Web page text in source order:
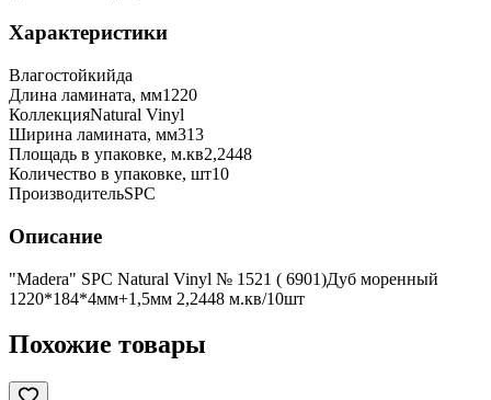
Характеристики
Влагостойкийда
Длина ламината, мм1220
КоллекцияNatural Vinyl
Ширина ламината, мм313
Площадь в упаковке, м.кв2,2448
Количество в упаковке, шт10
ПроизводительSPC
Описание
"Madera" SPC Natural Vinyl № 1521 ( 6901)Дуб моренный
1220*184*4мм+1,5мм 2,2448 м.кв/10шт
Похожие товары